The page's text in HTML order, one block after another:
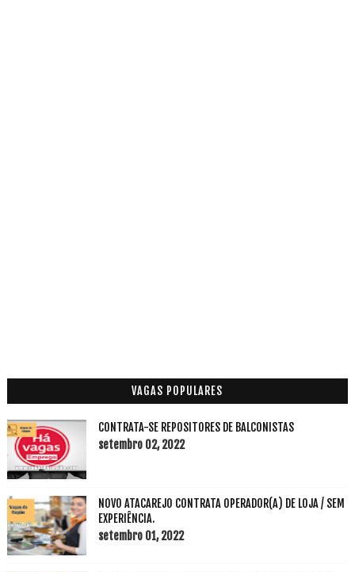
VAGAS POPULARES
CONTRATA-SE REPOSITORES DE BALCONISTAS
setembro 02, 2022
NOVO ATACAREJO CONTRATA OPERADOR(A) DE LOJA / SEM
EXPERIÊNCIA.
setembro 01, 2022